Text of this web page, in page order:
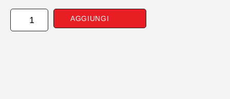
PARAURTI
POSTERIORE
AGGIUNGI